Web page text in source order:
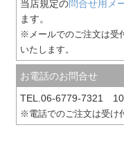
当店規定の問合せ用メ
ます。
※メールでのご注文は受
いたします。
お電話のお問合せ
TEL.06-6779-7321 10
※電話でのご注文は受け